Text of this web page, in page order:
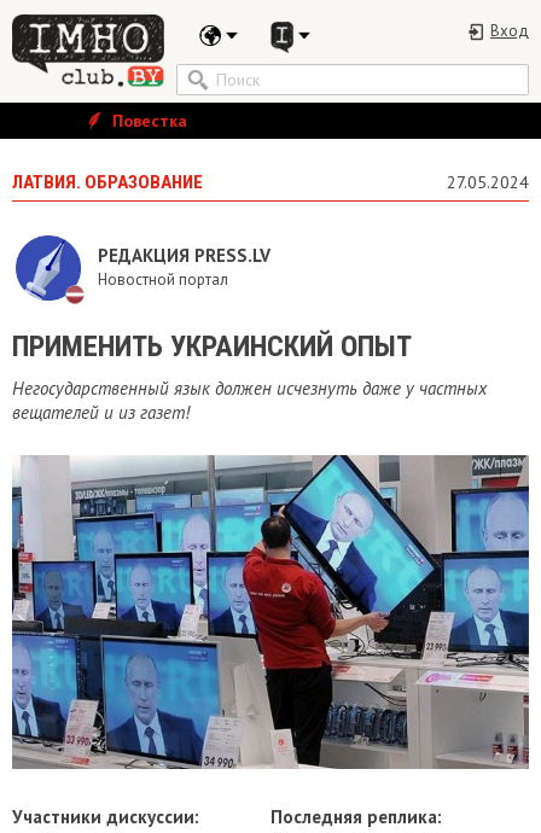
Вход
Повестка
ЛАТВИЯ. ОБРАЗОВАНИЕ 27.05.2024
РЕДАКЦИЯ PRESS.LV
Новостной портал
ПРИМЕНИТЬ УКРАИНСКИЙ ОПЫТ
Негосударственный язык должен исчезнуть даже у частных
вещателей и из газет!
Участники дискуссии: Последняя реплика: